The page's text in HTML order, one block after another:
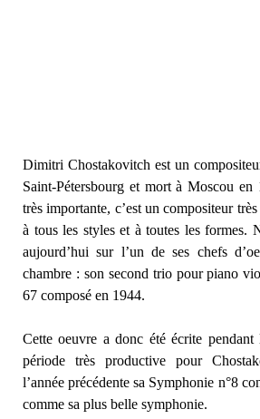
Dimitri Chostakovitch est un
Saint-Pétersbourg et mort à Moscou en
très importante, c’est un compositeur
à tous les styles et à toutes les formes.
aujourd’hui sur l’un de ses chefs
chambre : son second trio pour piano
67 composé en 1944.
Cette oeuvre a donc été écrite
période très productive pour
l’année précédente sa Symphonie n°8
comme sa plus belle symphonie.